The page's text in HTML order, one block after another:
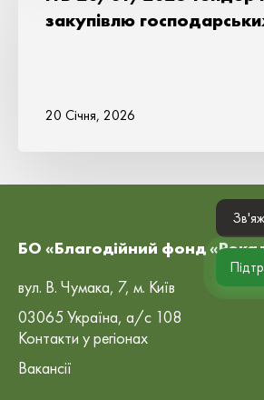
закупівлю
20 Січня, 2026
БО «Благодійний фонд
вул. В. Чумака, 7, м. Київ
03065 Україна, а/с 108
Контакти у регіонах
Вакансії